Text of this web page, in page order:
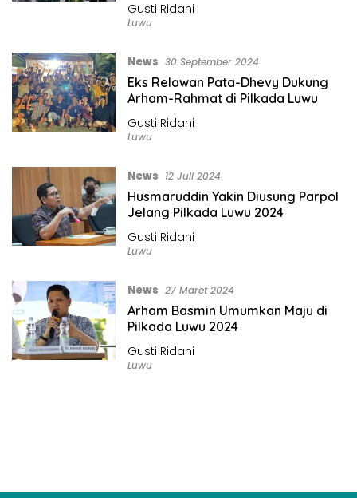
Gusti Ridani
Luwu
News 30 September 2024
Eks Relawan Pata-Dhevy Dukung
Arham-Rahmat di Pilkada Luwu
Gusti Ridani
Luwu
News 12 Juli 2024
Husmaruddin Yakin Diusung Parpol
Jelang Pilkada Luwu 2024
Gusti Ridani
Luwu
News 27 Maret 2024
Arham Basmin Umumkan Maju di
Pilkada Luwu 2024
Gusti Ridani
Luwu